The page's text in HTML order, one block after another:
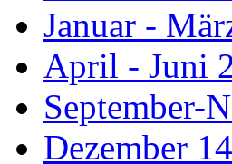
Januar -
April - Juni
September-
Dezember